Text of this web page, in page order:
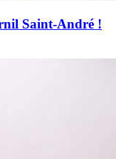
Saint-André !